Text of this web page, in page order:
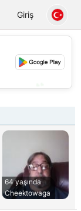
Giriş
64 yaşında
Cheektowaga